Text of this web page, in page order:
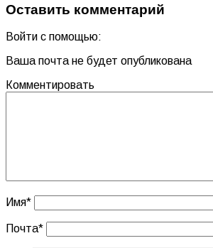
Оставить комментарий
Войти с помощью:
Ваша почта не будет опубликована
Комментировать
Имя*
Почта*